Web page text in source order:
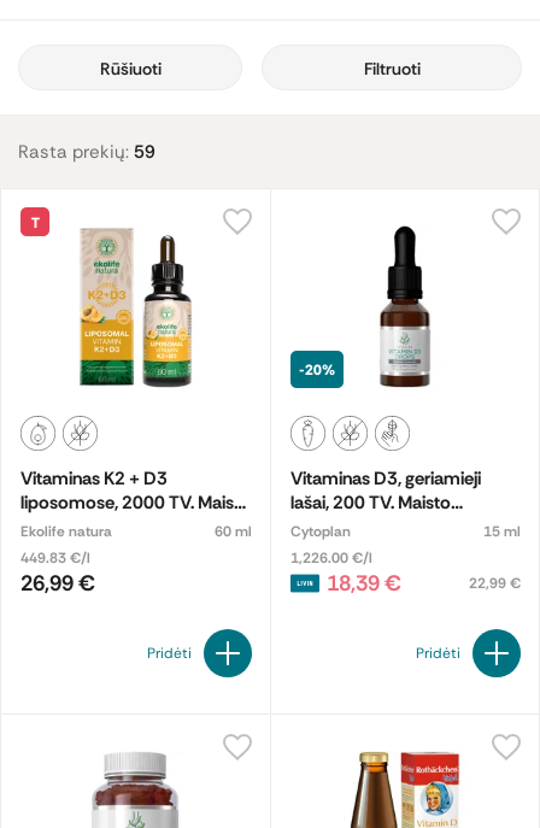
Rūšiuoti Filtruoti
Rasta prekių: 59
T
Vitaminas K2 + D3
liposomose, 2000 TV. Maisto
papildas
Ekolife natura
60 ml
449.83 €/l
26,99 €
Pridėti
-20%
Vitaminas D3, geriamieji
lašai, 200 TV. Maisto
papildas
Cytoplan
15 ml
1,226.00 €/l
18,39 € 22,99 €
Pridėti